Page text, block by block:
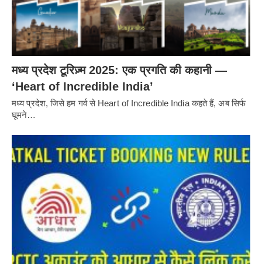
मध्य प्रदेश टूरिज़्म 2025: एक प्रगति की कहानी —
‘Heart of Incredible India’
मध्य प्रदेश, जिसे हम गर्व से Heart of Incredible India कहते हैं, अब सिर्फ
घूमने…